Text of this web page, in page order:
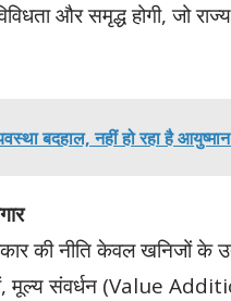
और समृद्ध होगी, जो
बदहाल, नहीं हो रहा है
की नीति केवल खनिजों के
मूल्य संवर्धन (Value